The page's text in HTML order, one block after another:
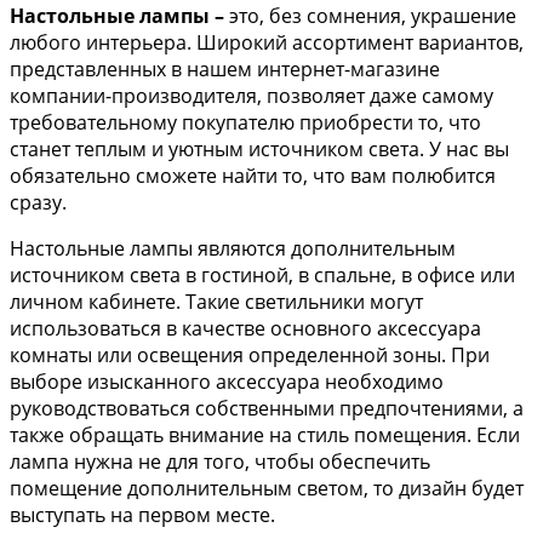
Настольные лампы –это, без сомнения, украшение
любого интерьера. Широкий ассортимент вариантов,
представленных в нашем интернет-магазине
компании-производителя, позволяет даже самому
требовательному покупателю приобрести то, что
станет теплым и уютным источником света. У нас вы
обязательно сможете найти то, что вам полюбится
сразу.
Настольные лампы являются дополнительным
источником света в гостиной, в спальне, в офисе или
личном кабинете. Такие светильники могут
использоваться в качестве основного аксессуара
комнаты или освещения определенной зоны. При
выборе изысканного аксессуара необходимо
руководствоваться собственными предпочтениями, а
также обращать внимание на стиль помещения. Если
лампа нужна не для того, чтобы обеспечить
помещение дополнительным светом, то дизайн будет
выступать на первом месте.